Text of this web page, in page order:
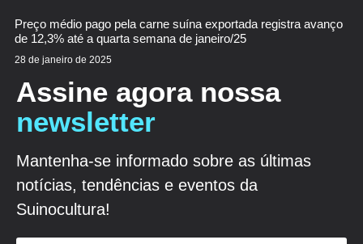
Preço médio pago pela carne suína exportada registra avanço
de 12,3% até a quarta semana de janeiro/25
28 de janeiro de 2025
Assine agora nossa
newsletter
Mantenha-se informado sobre as últimas
notícias, tendências e eventos da
Suinocultura!